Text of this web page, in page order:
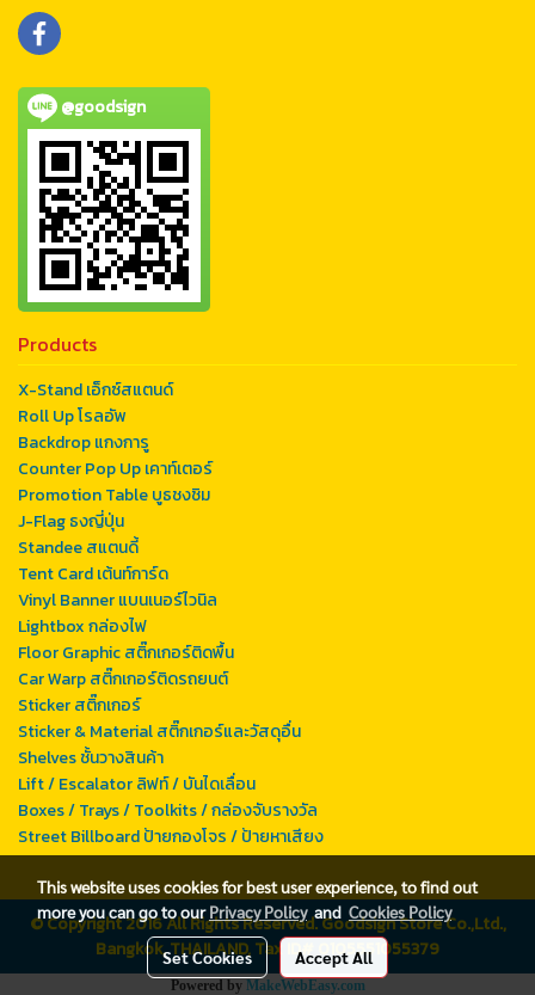
@goodsign
Products
X-Stand เอ็กซ์สแตนด์
Roll Up โรลอัพ
Backdrop แกงการู
Counter Pop Up เคาท์เตอร์
Promotion Table บูธชงชิม
J-Flag ธงญี่ปุ่น
Standee สแตนดี้
Tent Card เต้นท์การ์ด
Vinyl Banner แบนเนอร์ไวนิล
Lightbox กล่องไฟ
Floor Graphic สติ๊กเกอร์ติดพื้น
Car Warp สติ๊กเกอร์ติดรถยนต์
Sticker สติ๊กเกอร์
Sticker & Material สติ๊กเกอร์และวัสดุอื่น
Shelves ชั้นวางสินค้า
Lift / Escalator ลิฟท์ / บันไดเลื่อน
Boxes / Trays / Toolkits / กล่องจับรางวัล
Street Billboard ป้ายกองโจร / ป้ายหาเสียง
© Copyright 2016 All Rights Reserved. Goodsign Store Co.,Ltd.,
Bangkok, THAILAND, Tax ID# 0105551055379
Powered by MakeWebEasy.com
This website uses cookies for best user experience, to find out
more you can go to ourPrivacy Policyand Cookies Policy
Set Cookies Accept All